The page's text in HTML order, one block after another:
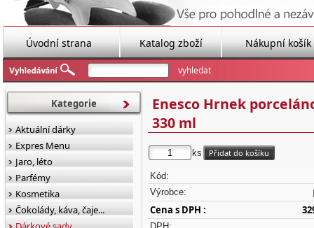
Úvodní strana Katalog zboží Nákupní košík
Enesco Hrnek
330 ml
ks
Kód:
Výrobce:
Cena s DPH :
Kategorie
Aktuální dárky
Expres Menu
Jaro, léto
Parfémy
Kosmetika
Čokolády, káva, čaje...